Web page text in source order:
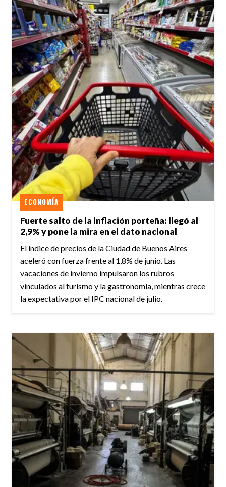
Fuerte salto de la inflación porteña: llegó al
2,9% y pone la mira en el dato nacional
ECONOMÍA
El índice de precios de la Ciudad de Buenos Aires
aceleró con fuerza frente al 1,8% de junio. Las
vacaciones de invierno impulsaron los rubros
vinculados al turismo y la gastronomía, mientras crece
la expectativa por el IPC nacional de julio.